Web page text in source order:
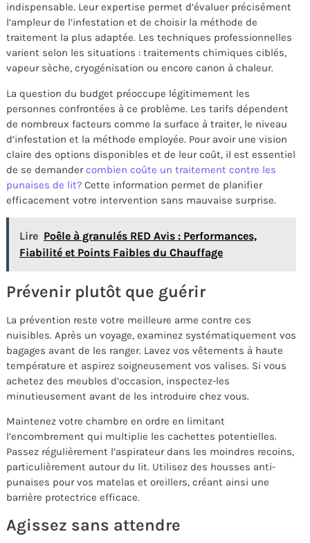
indispensable. Leur expertise permet d’évaluer précisément
l’ampleur de l’infestation et de choisir la méthode de
traitement la plus adaptée. Les techniques professionnelles
varient selon les situations : traitements chimiques ciblés,
vapeur sèche, cryogénisation ou encore canon à chaleur.
La question du budget préoccupe légitimement les
personnes confrontées à ce problème. Les tarifs dépendent
de nombreux facteurs comme la surface à traiter, le niveau
d’infestation et la méthode employée. Pour avoir une vision
claire des options disponibles et de leur coût, il est essentiel
de se demandercombien coûte un traitement contre les
punaises de lit? Cette information permet de planifier
efficacement votre intervention sans mauvaise surprise.
Lire Poêle à granulés RED Avis : Performances,
Fiabilité et Points Faibles du Chauffage
Prévenir plutôt que guérir
La prévention reste votre meilleure arme contre ces
nuisibles. Après un voyage, examinez systématiquement vos
bagages avant de les ranger. Lavez vos vêtements à haute
température et aspirez soigneusement vos valises. Si vous
achetez des meubles d’occasion, inspectez-les
minutieusement avant de les introduire chez vous.
Maintenez votre chambre en ordre en limitant
l’encombrement qui multiplie les cachettes potentielles.
Passez régulièrement l’aspirateur dans les moindres recoins,
particulièrement autour du lit. Utilisez des housses anti-
punaises pour vos matelas et oreillers, créant ainsi une
barrière protectrice efficace.
Agissez sans attendre